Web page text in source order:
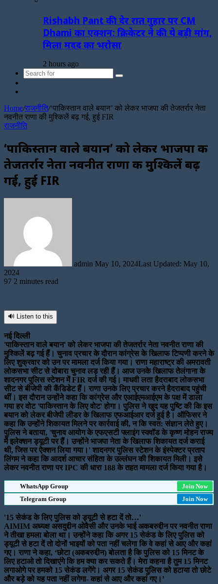
Rishabh Pant की देर रात गुहार पर CM
Dhami का एक्शन: क्रिकेटर ने की ये बड़ी मांग,
मिला मदद का भरोसा
2 hours ago
Search
Home/राजनीति/‘पाकिस्तान वाले बयान’ को लेकर भाजपा की तेजतर्रार नेता
नवनीत राणा की मुश्किलें बढ़ गई, हुई FIR
राजनीति
‘पाकिस्तान वाले बयान’ को लेकर भाजपा की
तेजतर्रार नेता नवनीत राणा की मुश्किलें बढ़
गई, हुई FIR
admin May 10, 2024Last Updated: May 10,
2024
97 2 minutes read
🔊 Listen to this
नई दिल्ली
'पाकिस्तान वाले बयान' को लेकर भाजपा की तेजतर्रार नेता नवनीत राणा की
मुश्किलें बढ़ गई हैं। चुनाव प्रचार के दौरान कांग्रेस के खिलाफ टिप्पणी करने के
लिए शुक्रवार को उन पर मामला दर्ज किया गया। राणा महाराष्ट्र की अमरावती
लोकसभा सीट से दोबारा चुनाव लड़ रही हैं। आज उनके खिलाफ तेलंगाना के
शादनगर पुलिस स्टेशन में FIR दर्ज की गई। माधवी लता हैदराबाद लोकसभा
सीट से बीजेपी की कैंडिडेट हैं। राणा उनके लिए प्रचार करने हैदराबाद पहुंची
थीं। इस दौरान उन्होंने कहा कि कांग्रेस और एआईएमआईएम के पक्ष में डाला
गया हर वोट 'पाकिस्तान के लिए वोट' होगा। पुलिस ने खुद यह पुष्टि की कि इस
बयान को लेकर बीजेपी लीडर के खिलाफ एफआईआर दर्ज हुई है। ऑफिसर ने
कहा कि उन्होंने शिकायत मिलने पर कार्रवाई की, न कि स्वत: संज्ञान लेते हुए।
पुलिस ने बताया, 'चुनाव आयोग के एफएसटी फ्लाइंग स्क्वॉड के कृष्ण मोहन राज्य
में इलेक्शन ड्यूटी पर हैं। उन्होंने भाजपा नेता के खिलाफ शिकायत दर्ज कराई
थी, जिस पर ऐक्शन लिया गया।' शादनगर पुलिस स्टेशन के इंस्पेक्टर प्रताप
लिंगम ने कहा कि आदर्श आचार संहिता के उल्लंघन की शिकायत मिली। इसे
लेकर नवनीत राणा पर IPC की धारा 188 के तहत मामला दर्ज किया गया है।
WhatsApp Group
Join Now
Telegram Group
Join Now
'15 सेकंड के लिए पुलिस को ड्यूटी से हटा दें तो…'
AIMIM अध्यक्ष असदुद्दीन ओवैसी और उनके भाई अकबरुद्दीन पर नवनीत राणा
ने तीखा हमला बोला था। उन्होंने कहा कि अगर 15 सेकंड के लिए पुलिस को
ड्यूटी से हटा दें तो दोनों भाइयों को पता नहीं चलेगा कि वे कहां से आए और कहां
गए। राणा ने कहा, ‘छोटा (अकबरुद्दीन) बोलता है कि पुलिस को 15 मिनट के
लिए हटाओ तो दिखाएंगे कि हम क्या कर सकते हैं। मेरा कहना है तुम 15 मिनट
लगाओगे पर हमको 15 सेकंड लगेंगे। अगर 15 सेकंड पुलिस को हटाया तो छोटे
और बड़े को यह पता नहीं लगेगा- कहां से आए और कहां गए।’